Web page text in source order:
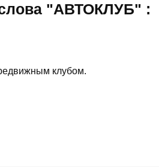
слова "АВТОКЛУБ" :
клубом.